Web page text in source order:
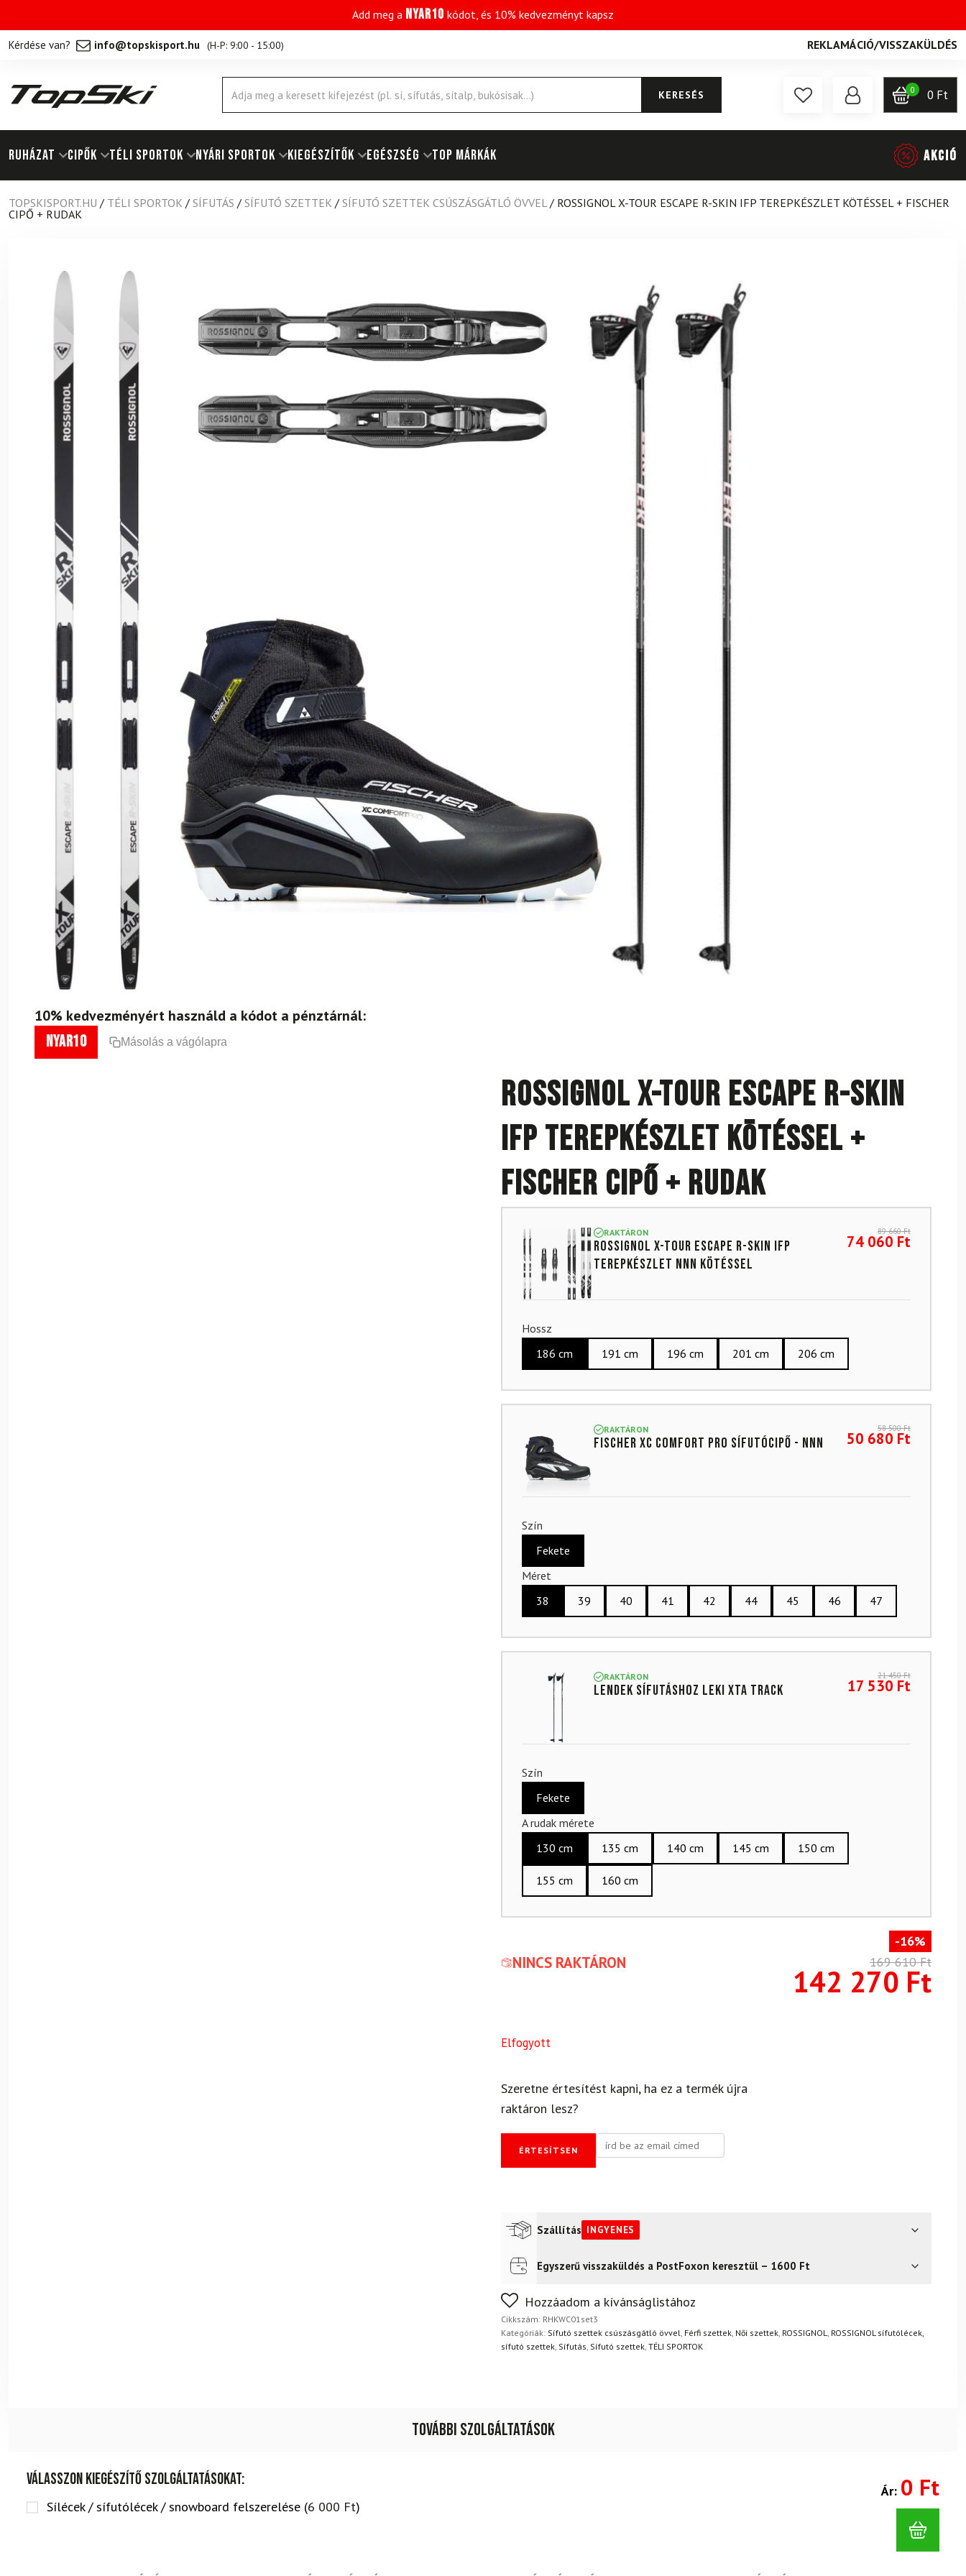
Add meg a NYAR10 kódot, és 10% kedvezményt kapsz
Kérdése van? info@topskisport.hu (H-P: 9:00 - 15:00) REKLAMÁCIÓ/VISSZAKÜLDÉS
Products
search
KERESÉS 0 0 Ft
RUHÁZAT Cipők TÉLI SPORTOK NYÁRI SPORTOK KIEGÉSZÍTŐK EGÉSZSÉG Top márkák AKCIÓ
TOPSKISPORT.HU / TÉLI SPORTOK / SÍFUTÁS / SÍFUTÓ SZETTEK / SÍFUTÓ SZETTEK CSÚSZÁSGÁTLÓ ÖVVEL/ ROSSIGNOL X-TOUR ESCAPE R-SKIN IFP TEREPKÉSZLET KÖTÉSSEL + FISCHER
CIPŐ + RUDAK
10% kedvezményért használd a kódot a pénztárnál:
nyar10 Másolás a vágólapra
ROSSIGNOL X-Tour Escape R-Skin
IFP terepkészlet kötéssel +
Fischer cipő + rudak
RAKTÁRON
ROSSIGNOL X-Tour Escape R-Skin IFP
terepkészlet NNN kötéssel
89 660Ft
74 060 Ft
Hossz
186 cm
191 cm 196 cm 201 cm 206 cm
RAKTÁRON
FISCHER XC Comfort Pro sífutócipő - NNN
58 500Ft
50 680 Ft
Szín
Fekete
Méret
38
39 40 41 42 44 45 46 47
RAKTÁRON
Lendek sífutáshoz LEKI XTA Track
21 450Ft
17 530 Ft
Szín
Fekete
A rudak mérete
130 cm
135 cm 140 cm 145 cm 150 cm
155 cm 160 cm
NINCS RAKTÁRON
-16%
169 610Ft
142 270 Ft
Elfogyott
Szeretne értesítést kapni, ha ez a termék újra
raktáron lesz?
ÉRTESÍTSEN
Szállítás INGYENES
Futár a címreIngyenes
Egyszerű visszaküldés a PostFoxon keresztül – 1600 Ft
Nem biztos a választásában? Semmi gond – a terméket egyszerűen visszaküldheti 14
napon belül, indoklás nélkül.
Hozzáadom a kívánságlistához
Cikkszám: RHKWC01set3
Kategóriák: Sífutó szettek csúszásgátló övvel Férfi szettek, Női szettek, ROSSIGNOL
ROSSIGNOL sífutólécek,
sífutó szettek, Sífutás Sífutó szettek, TÉLI SPORTOK
További szolgáltatások
Válasszon kiegészítő szolgáltatásokat:
Sílécek / sífutólécek / snowboard felszerelése (6 000 Ft)
Ár: 0 Ft